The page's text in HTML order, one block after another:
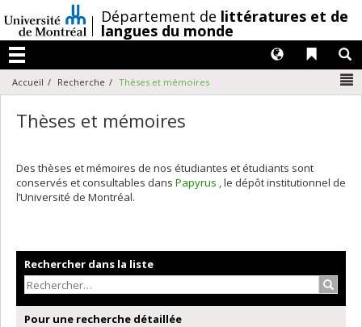
au
contenu
/Département de littératures et de
langues du monde
Menu
Liens
Langues
Accueil Recherche Thèses et mémoires
Thèses et mémoires
Des thèses et mémoires de nos étudiantes et étudiants sont
conservés et consultables dans Papyrus , le dépôt institutionnel de
l’Université de Montréal.
Rechercher dans la liste
Pour une recherche détaillée